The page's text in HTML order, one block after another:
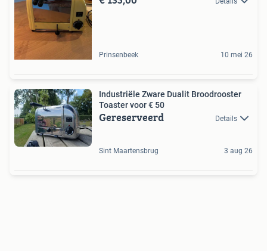
Prinsenbeek 10 mei 26
Industriële Zware Dualit Broodrooster
Toaster voor € 50
Gereserveerd Details
Sint Maartensbrug 3 aug 26